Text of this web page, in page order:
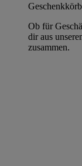
Ob für
dir aus
zusammen.